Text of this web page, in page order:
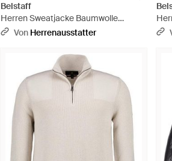
Belstaff
Herren Sweatjacke Baumwolle
Unifarben - Schwarz
Von Herrenausstatter